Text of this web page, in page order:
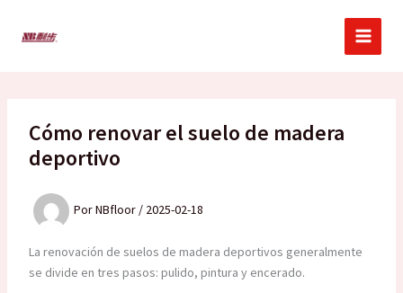
Cómo renovar el suelo de madera
deportivo
PorNBfloor / 2025-02-18
La renovación de suelos de madera deportivos generalmente
se divide en tres pasos: pulido, pintura y encerado.